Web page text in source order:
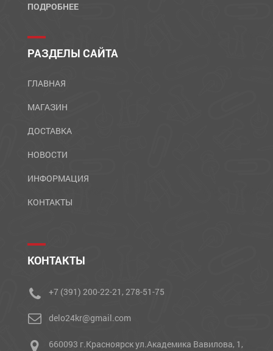
ПОДРОБНЕЕ
РАЗДЕЛЫ САЙТА
ГЛАВНАЯ
МАГАЗИН
ДОСТАВКА
НОВОСТИ
ИНФОРМАЦИЯ
КОНТАКТЫ
КОНТАКТЫ
+7 (391) 200-22-21, 278-51-75
delo24kr@gmail.com
660093 г.Красноярск ул.Академика Вавилова, 1,